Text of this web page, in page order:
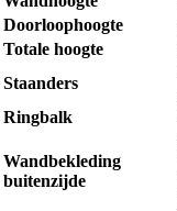
Doorloophoogte
Totale hoogte
Staanders
Ringbalk
Wandbekleding
buitenzijde